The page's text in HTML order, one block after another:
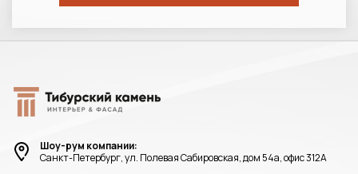
Шоу-рум компании:
Санкт-Петербург, ул. Полевая Сабировская, дом 54а, офис 312А